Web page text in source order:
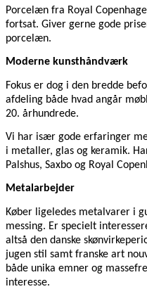
Porcelæn fra Royal
fortsat. Giver gerne gode
porcelæn.
Moderne kunsthåndværk
Fokus er dog i den bredde
afdeling både hvad angår
20. århundrede.
Vi har især gode erfaringer
i metaller, glas og keramik.
Palshus, Saxbo og Royal
Metalarbejder
Køber ligeledes metalvarer i
messing. Er specielt
altså den danske
jugen stil samt franske art
både unika emner og
interesse.